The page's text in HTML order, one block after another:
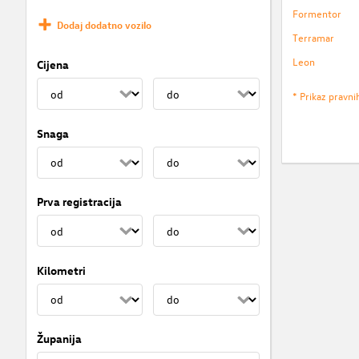
Dodaj dodatno vozilo
Cijena
Snaga
Prva registracija
Kilometri
Županija
Formentor
Terramar
Leon
* Prikaz